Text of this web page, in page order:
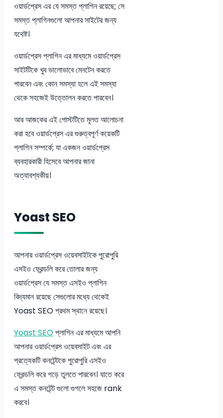
ওয়ার্ডপ্রেস এর যে সমস্ত প্লাগিন রয়েছে; সে
সমস্ত প্লাগিনগুলো আপনার সাইটের জন্য
যথেষ্ট।
ওয়ার্ডপ্রেস প্লাগিন এর মাধ্যমে ওয়ার্ডপ্রেস
সাইটটিকে খুব ভালোভাবে মেনটেন করতে
পারবেন এবং কোন সমস্যা হলে এই সমস্যা
থেকে সহজেই উত্তোলন করতে পারবেন।
আর আজকের এই পোস্টটিতে মূলত আলোচনা
করা হবে ওয়ার্ডপ্রেস এর গুরুত্বপূর্ণ কয়েকটি
প্লাগিন সম্পর্কে; যা একজন ওয়ার্ডপ্রেস
ব্যবহারকারী হিসেবে আপনার জানা
অত্যাবশ্যকীয়।
Yoast SEO
আপনার ওয়ার্ডপ্রেস ওয়েবসাইটকে পুরোপুরি
এসইও ফ্রেন্ডলি করে তোলার জন্য
ওয়ার্ডপ্রেস যে সমস্ত এসইও প্লাগিন
বিদ্যমান রয়েছে সেগুলোর মধ্যে থেকেই
Yoast SEO প্রথম স্থানে রয়েছে।
Yoast SEOপ্লাগিন এর মাধ্যমে আপনি
আপনার ওয়ার্ডপ্রেস ওয়েবসাইট এবং এর
প্রত্যেকটি কনটেন্টকে পুরোপুরি এসইও
ফ্রেন্ডলি করে গড়ে তুলতে পারবেন। যাতে করে
এ সমস্ত কনটেন্ট গুলো গুগলে সহজে rank
করবে।